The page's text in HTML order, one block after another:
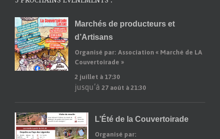
Marchés de producteurs et
d’Artisans
Organisé par: Association « Marché de LA
Couvertoirade »
2 juillet à 17:30
jusqu’à27 août à 21:30
L’Été de la Couvertoirade
Organisé par: